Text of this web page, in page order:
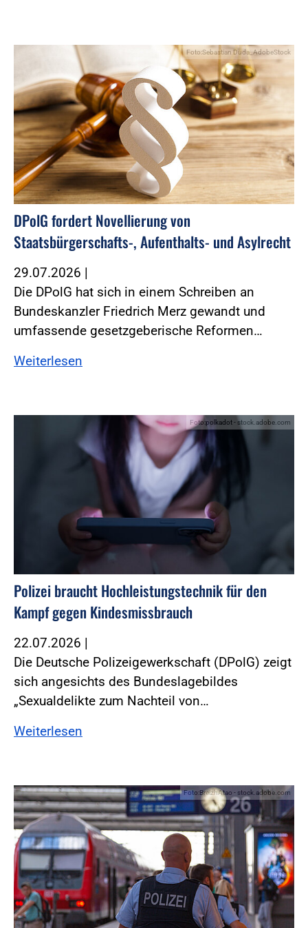
Foto:Sebastian Duda_AdobeStock
DPolG fordert Novellierung von
Staatsbürgerschafts-, Aufenthalts- und Asylrecht
29.07.2026 |
Die DPolG hat sich in einem Schreiben an
Bundeskanzler Friedrich Merz gewandt und
umfassende gesetzgeberische Reformen…
Weiterlesen
Foto:polkadot - stock.adobe.com
Polizei braucht Hochleistungstechnik für den
Kampf gegen Kindesmissbrauch
22.07.2026 |
Die Deutsche Polizeigewerkschaft (DPolG) zeigt
sich angesichts des Bundeslagebildes
„Sexualdelikte zum Nachteil von…
Weiterlesen
Foto:BreizhAtao - stock.adobe.com